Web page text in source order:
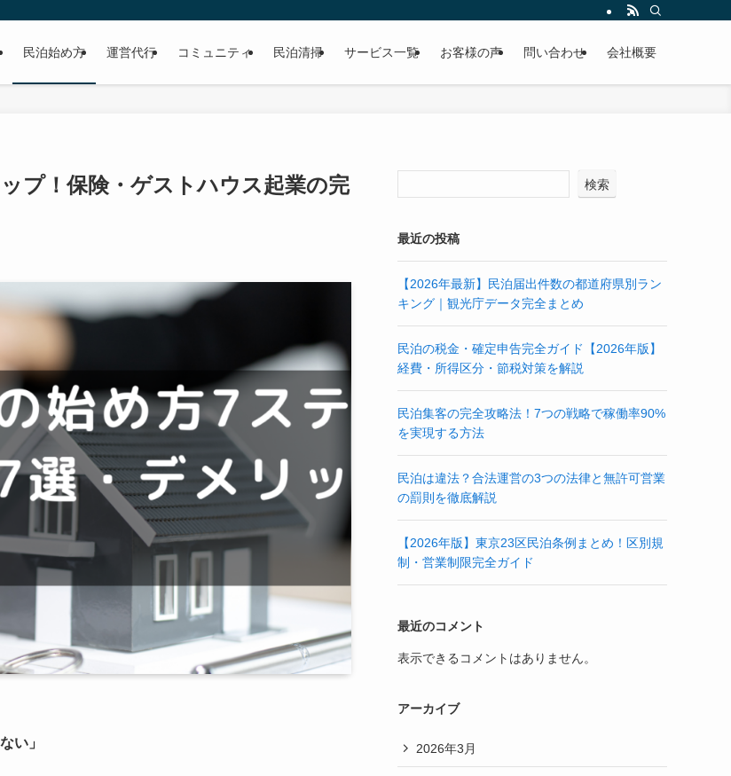
民泊始め方 運営代行 コミュニティ 民泊清掃 サービス一覧 お客様の声 問い合わせ 会社概要
プ！保険・ゲストハウス起業の完
い」
検索
最近の投稿
【2026年最新】民泊届出件数の都道府県別ラン
キング｜観光庁データ完全まとめ
民泊の税金・確定申告完全ガイド【2026年版】
経費・所得区分・節税対策を解説
民泊集客の完全攻略法！7つの戦略で稼働率90%
を実現する方法
民泊は違法？合法運営の3つの法律と無許可営業
の罰則を徹底解説
【2026年版】東京23区民泊条例まとめ！区別規
制・営業制限完全ガイド
最近のコメント
表示できるコメントはありません。
アーカイブ
2026年3月